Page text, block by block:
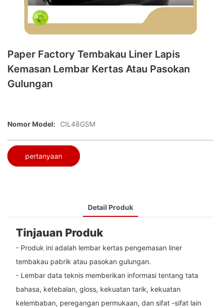
Paper Factory Tembakau Liner Lapis
Kemasan Lembar Kertas Atau Pasokan
Gulungan
Nomor Model: CIL48GSM
pertanyaan
Detail Produk
Tinjauan Produk
- Produk ini adalah lembar kertas pengemasan liner
tembakau pabrik atau pasokan gulungan.
- Lembar data teknis memberikan informasi tentang tata
bahasa, ketebalan, gloss, kekuatan tarik, kekuatan
kelembaban, peregangan permukaan, dan sifat -sifat lain